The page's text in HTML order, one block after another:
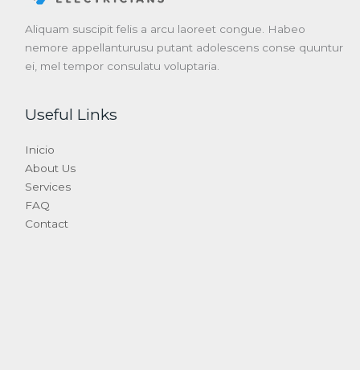
Aliquam suscipit felis a arcu laoreet congue. Habeo
nemore appellanturusu putant adolescens conse quuntur
ei, mel tempor consulatu voluptaria.
Useful Links
Inicio
About Us
Services
FAQ
Contact